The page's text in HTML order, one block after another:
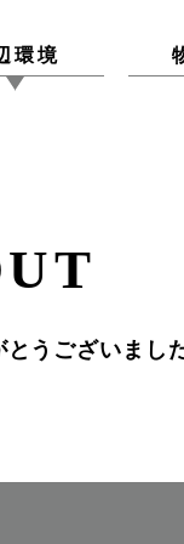
環境
うございました